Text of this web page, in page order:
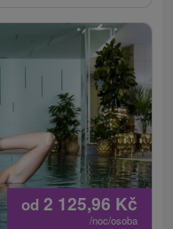
od 2 125,96 Kč
/noc/osoba